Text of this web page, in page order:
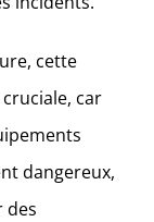
cette
car
dangereux,
des